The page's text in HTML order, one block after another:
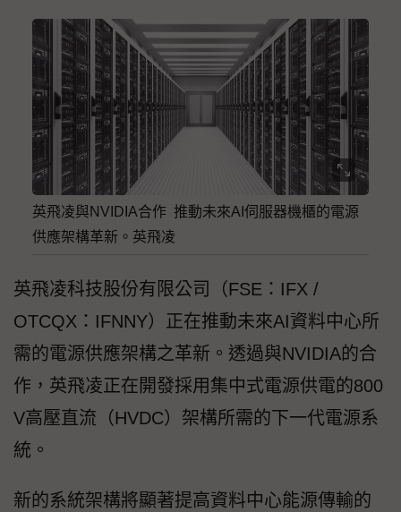
英飛凌與NVIDIA合作 推動未來AI伺服器機櫃的電源
供應架構革新。英飛凌
英飛凌科技股份有限公司（FSE：IFX /
OTCQX：IFNNY）正在推動未來AI資料中心所
需的電源供應架構之革新。透過與NVIDIA的合
作，英飛凌正在開發採用集中式電源供電的800
V高壓直流（HVDC）架構所需的下一代電源系
統。
新的系統架構將顯著提高資料中心能源傳輸的